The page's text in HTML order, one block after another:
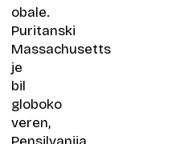
obale.
Puritanski
Massachusetts
je
bil
globoko
veren,